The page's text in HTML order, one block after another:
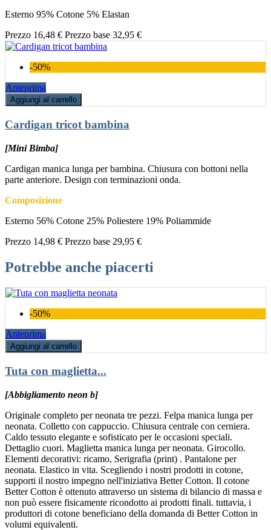
Esterno 95% Cotone 5% Elastan
Prezzo 16,48 € Prezzo base 32,95 €
-50%
Anteprima
Aggiungi al carrello
Cardigan tricot bambina
[Mini Bimba]
Cardigan manica lunga per bambina. Chiusura con bottoni nella
parte anteriore. Design con terminazioni onda.
Composizione
Esterno 56% Cotone 25% Poliestere 19% Poliammide
Prezzo 14,98 € Prezzo base 29,95 €
Potrebbe anche piacerti
-50%
Anteprima
Aggiungi al carrello
Tuta con maglietta...
[Abbigliamento neon b]
Originale completo per neonata tre pezzi. Felpa manica lunga per
neonata. Colletto con cappuccio. Chiusura centrale con cerniera.
Caldo tessuto elegante e sofisticato per le occasioni speciali.
Dettaglio cuori. Maglietta manica lunga per neonata. Girocollo.
Elementi decorativi: ricamo, Serigrafia (print) . Pantalone per
neonata. Elastico in vita. Scegliendo i nostri prodotti in cotone,
supporti il nostro impegno nell'iniziativa Better Cotton. Il cotone
Better Cotton è ottenuto attraverso un sistema di bilancio di massa e
non può essere fisicamente ricondotto ai prodotti finali. tuttavia, i
produttori di cotone beneficiano della domanda di Better Cotton in
volumi equivalenti.